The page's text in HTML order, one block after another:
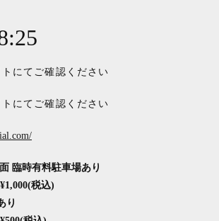
にてご確認ください
にてご確認ください
臨時有料駐車場あり
税込)
り